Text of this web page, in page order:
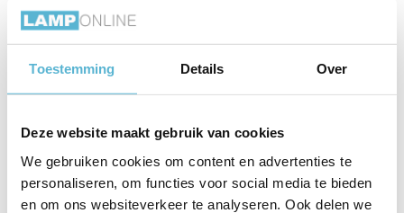
Toestemming Details Over
Deze website maakt gebruik van cookies
We gebruiken cookies om content en advertenties te
personaliseren, om functies voor social media te bieden
en om ons websiteverkeer te analyseren. Ook delen we
Vergelijk
Gerelateerde artikelen:
Spot Megano 4
lichts v...
LED GU10 lamp 50-
3,8 W...
Spot Megano 3
lichts b...